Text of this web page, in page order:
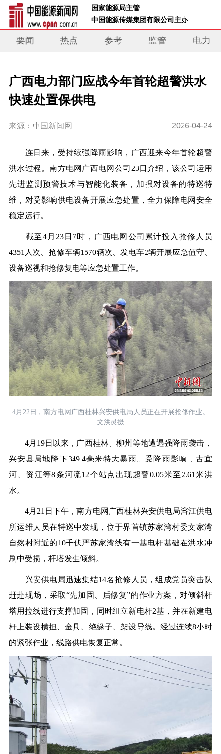
国家能源局主管
中国能源传媒集团有限公司主办
要闻 热点 参考 监管 电力
广西电力部门应战今年首轮超警洪水
快速处置保供电
来源：中国新闻网 2026-04-24
连日来，受持续强降雨影响，广西迎来今年首轮超警
洪水过程。南方电网广西电网公司23日介绍，该公司运用
先进监测预警技术与智能化装备，加强对设备的特巡特
维，对受影响供电设备开展应急处置，全力保障电网安全
稳定运行。
截至4月23日7时，广西电网公司累计投入抢修人员
4351人次、抢修车辆1570辆次、发电车2辆开展应急值守、
设备巡视和抢修复电等应急处置工作。
4月22日，南方电网广西桂林兴安供电局人员正在开展抢修作业。
文洪灵摄
4月19日以来，广西桂林、柳州等地遭遇强降雨袭击，
兴安县局地降下349.4毫米特大暴雨。受降雨影响，古宜
河、资江等8条河流12个站点出现超警0.05米至2.61米洪
水。
4月21日下午，南方电网广西桂林兴安供电局溶江供电
所运维人员在特巡中发现，位于界首镇苏家湾村委文家湾
自然村附近的10千伏严苏家湾线有一基电杆基础在洪水冲
刷中受损，杆塔发生倾斜。
兴安供电局迅速集结14名抢修人员，组成党员突击队
赶赴现场，采取“先加固、后修复”的作业方案，对倾斜杆
塔用拉线进行支撑加固，同时组立新电杆2基，并在新建电
杆上装设横担、金具、绝缘子、架设导线。经过连续8小时
的紧张作业，线路供电恢复正常。